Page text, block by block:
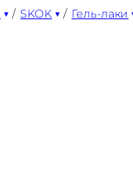
/ SKOK / Гель-лаки